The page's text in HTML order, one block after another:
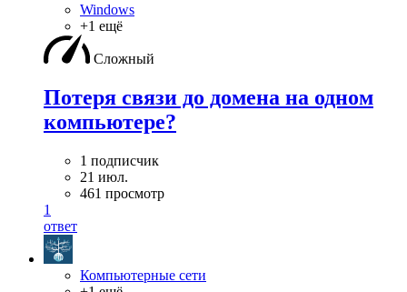
Windows
+1 ещё
Сложный
Потеря связи до домена на одном
компьютере?
1 подписчик
21 июл.
461 просмотр
1
ответ
Компьютерные сети